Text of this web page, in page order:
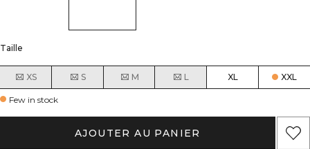
Taille
XS S M L XL XXL
Few in stock
AJOUTER AU PANIER